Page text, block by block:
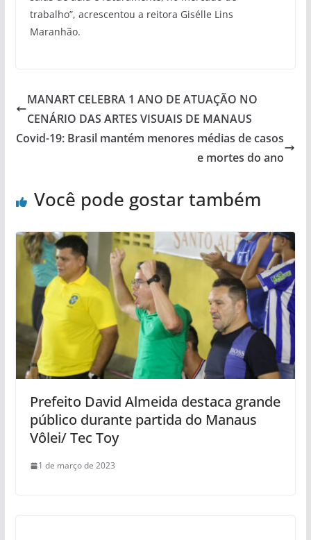
trabalho”, acrescentou a reitora Gisélle Lins
Maranhão.
MANART CELEBRA 1 ANO DE ATUAÇÃO NO
CENÁRIO DAS ARTES VISUAIS DE MANAUS
Covid-19: Brasil mantém menores médias de casos
e mortes do ano
Você pode gostar também
Prefeito David Almeida destaca grande
público durante partida do Manaus
Vôlei/ Tec Toy
1 de março de 2023